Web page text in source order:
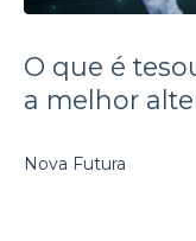
O que é
a melhor
Nova Futura